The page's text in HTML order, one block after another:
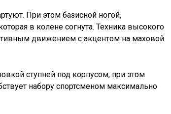
При этом базисной ногой,
в колене согнута. Техника высокого
движением с акцентом на маховой
ступней под корпусом, при этом
набору спортсменом максимально